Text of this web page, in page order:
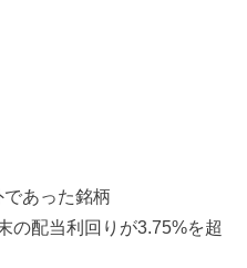
あった銘柄
配当利回りが3.75%を超